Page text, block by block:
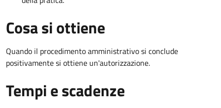
Cosa si ottiene
Quando il procedimento amministrativo si conclude
positivamente si ottiene un'autorizzazione.
Tempi e scadenze